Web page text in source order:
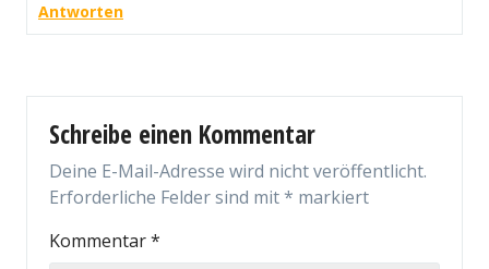
Antworten
Schreibe einen Kommentar
Deine E-Mail-Adresse wird nicht veröffentlicht.
Erforderliche Felder sind mit* markiert
Kommentar*